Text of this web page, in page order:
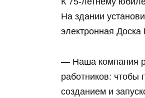
На здании
электронная Доска
— Наша компания
работников: чтобы
созданием и